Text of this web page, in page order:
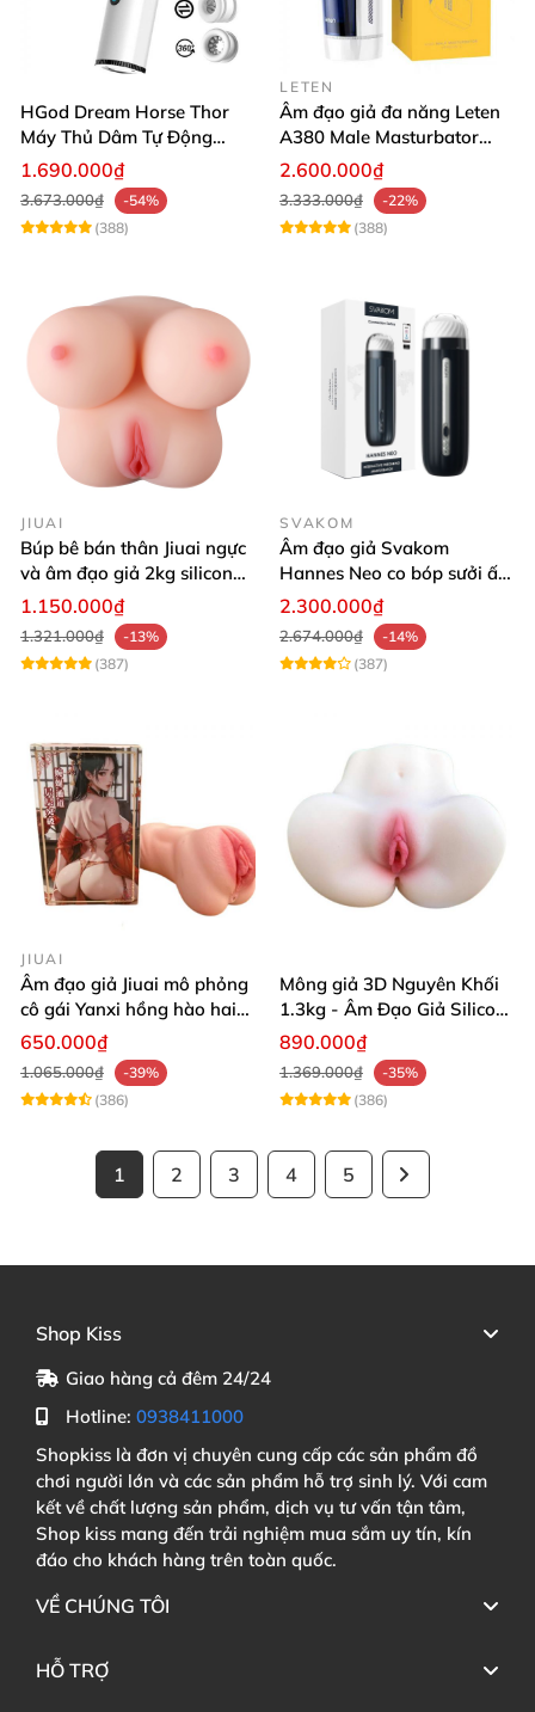
HGod Dream Horse Thor
Máy Thủ Dâm Tự Động
Rung Thụt Xoay 360 Độ
1.690.000₫
3.673.000₫
-54%
(388)
LETEN
Âm đạo giả đa năng Leten
A380 Male Masturbator
Version 4
2.600.000₫
3.333.000₫
-22%
(388)
JIUAI
Búp bê bán thân Jiuai ngực
và âm đạo giả 2kg silicon
nguyên khối cao cấp
1.150.000₫
1.321.000₫
-13%
(387)
SVAKOM
Âm đạo giả Svakom
Hannes Neo co bóp sưởi ấm
tiện lợi điều khiển app
2.300.000₫
2.674.000₫
-14%
(387)
JIUAI
Âm đạo giả Jiuai mô phỏng
cô gái Yanxi hồng hào hai
lỗ bướm giả cầm tay 610g
650.000₫
1.065.000₫
-39%
(386)
Mông giả 3D Nguyên Khối
1.3kg - Âm Đạo Giả Silicon
Siêu Mềm 2 Lỗ Nằm Ngửa
890.000₫
1.369.000₫
-35%
(386)
1 2 3 4 5
Shop Kiss
Giao hàng cả đêm 24/24
Hotline: 0938411000
Shopkiss là đơn vị chuyên cung cấp các sản phẩm đồ
chơi người lớn và các sản phẩm hỗ trợ sinh lý. Với cam
kết về chất lượng sản phẩm, dịch vụ tư vấn tận tâm,
Shop kiss mang đến trải nghiệm mua sắm uy tín, kín
đáo cho khách hàng trên toàn quốc.
VỀ CHÚNG TÔI
HỖ TRỢ